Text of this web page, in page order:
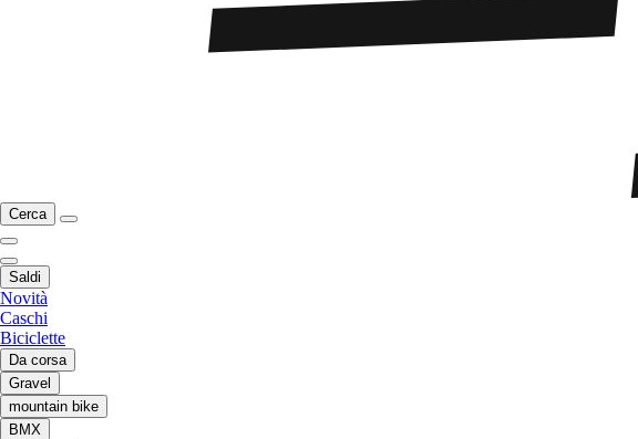
Cerca
Saldi
Novità
Caschi
Biciclette
Da corsa
Gravel
mountain bike
BMX